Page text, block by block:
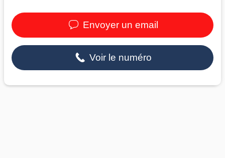
Envoyer un email
Voir le numéro